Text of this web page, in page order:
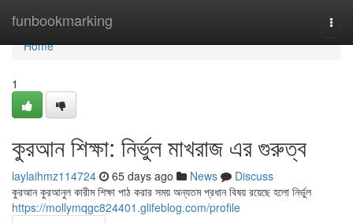
funbookmarking
Home
Home
1
কুরআন শিক্ষা: নির্ভুল মাখরাজ এর গুরুত্ব
laylaihmz114724 65 days ago News
Discuss
কুরআন কুরআনুল কারীম শিক্ষা পাঠ করার সময় অন্যতম প্রধান বিষয় রয়েছে হলো নির্ভুল
https://mollymqgc824401.glifeblog.com/profile